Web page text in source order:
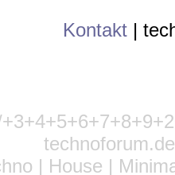
Kontakt |
| House |